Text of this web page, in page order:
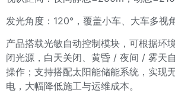
发光角度：120°，覆盖小车、大车多视
产品搭载光敏自动控制模块，可根据环
闭光源，白天关闭、黄昏 / 夜间 / 雾天
操作；支持搭配太阳能储能系统，实现
电，大幅降低施工与运维成本。